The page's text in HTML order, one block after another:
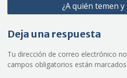
¿A quién temen
Deja una respuesta
Tu dirección de correo electrónico
campos obligatorios están